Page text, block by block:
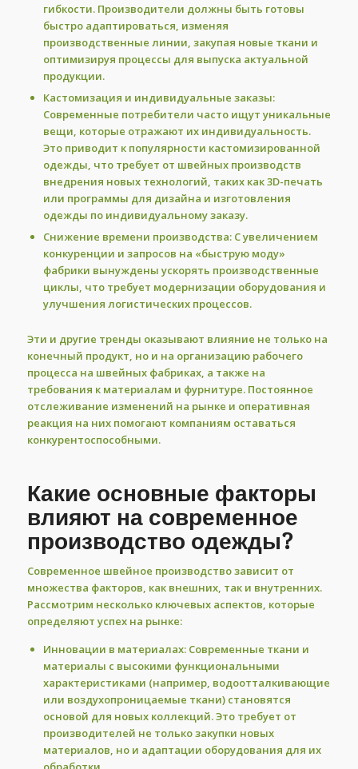
гибкости. Производители должны быть готовы
быстро адаптироваться, изменяя
производственные линии, закупая новые ткани и
оптимизируя процессы для выпуска актуальной
продукции.
Кастомизация и индивидуальные заказы:
Современные потребители часто ищут уникальные
вещи, которые отражают их индивидуальность.
Это приводит к популярности кастомизированной
одежды, что требует от швейных производств
внедрения новых технологий, таких как 3D-печать
или программы для дизайна и изготовления
одежды по индивидуальному заказу.
Снижение времени производства:С увеличением
конкуренции и запросов на «быструю моду»
фабрики вынуждены ускорять производственные
циклы, что требует модернизации оборудования и
улучшения логистических процессов.
Эти и другие тренды оказывают влияние не только на
конечный продукт, но и на организацию рабочего
процесса на швейных фабриках, а также на
требования к материалам и фурнитуре. Постоянное
отслеживание изменений на рынке и оперативная
реакция на них помогают компаниям оставаться
конкурентоспособными.
Какие основные факторы
влияют на современное
производство одежды?
Современное швейное производство зависит от
множества факторов, как внешних, так и внутренних.
Рассмотрим несколько ключевых аспектов, которые
определяют успех на рынке:
Инновации в материалах:Современные ткани и
материалы с высокими функциональными
характеристиками (например, водоотталкивающие
или воздухопроницаемые ткани) становятся
основой для новых коллекций. Это требует от
производителей не только закупки новых
материалов, но и адаптации оборудования для их